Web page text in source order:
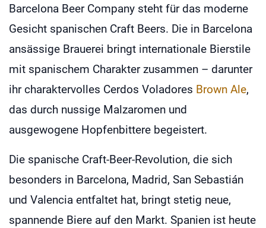
Barcelona Beer Company steht für das moderne
Gesicht spanischen Craft Beers. Die in Barcelona
ansässige Brauerei bringt internationale Bierstile
mit spanischem Charakter zusammen – darunter
ihr charaktervolles Cerdos Voladores Brown Ale,
das durch nussige Malzaromen und
ausgewogene Hopfenbittere begeistert.
Die spanische Craft-Beer-Revolution, die sich
besonders in Barcelona, Madrid, San Sebastián
und Valencia entfaltet hat, bringt stetig neue,
spannende Biere auf den Markt. Spanien ist heute